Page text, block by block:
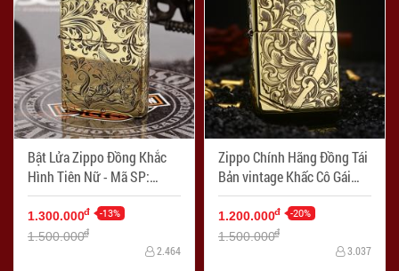
Bật Lửa Zippo Đồng Khắc
Hình Tiên Nữ - Mã SP:
ZPC2288
1.300.000đ -13%
1.500.000đ
2.464
Zippo Chính Hãng Đồng Tái
Bản vintage Khấc Cô Gái
Trên Hoa Văn Arabesque -
Mã SP: ZPC2286
1.200.000đ -20%
1.500.000đ
3.037